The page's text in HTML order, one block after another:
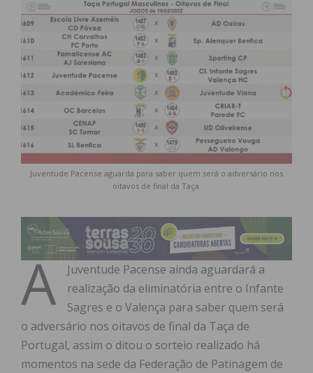
Juventude Pacense aguarda para saber quem será o adversário nos
oitavos de final da Taça.
A
Juventude Pacense ainda aguardará a
realização da eliminatória entre o Infante
Sagres e o Valença para saber quem será
o adversário nos oitavos de final da Taça de
Portugal, assim o ditou o sorteio realizado há
momentos na sede da Federação de Patinagem de